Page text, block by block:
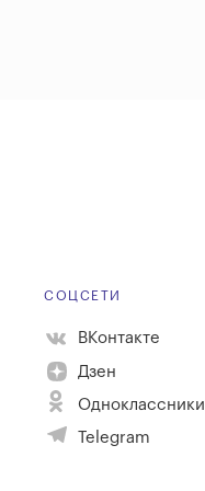
СОЦСЕТИ
ВКонтакте
Дзен
Одноклассники
Telegram